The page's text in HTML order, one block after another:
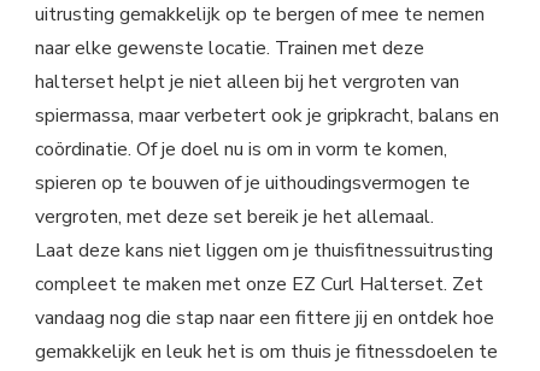
uitrusting gemakkelijk op te bergen of mee te nemen
naar elke gewenste locatie. Trainen met deze
halterset helpt je niet alleen bij het vergroten van
spiermassa, maar verbetert ook je gripkracht, balans en
coördinatie. Of je doel nu is om in vorm te komen,
spieren op te bouwen of je uithoudingsvermogen te
vergroten, met deze set bereik je het allemaal.
Laat deze kans niet liggen om je thuisfitnessuitrusting
compleet te maken met onze EZ Curl Halterset. Zet
vandaag nog die stap naar een fittere jij en ontdek hoe
gemakkelijk en leuk het is om thuis je fitnessdoelen te